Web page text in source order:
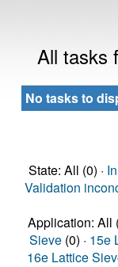
All tasks
No tasks to
State: All (0) ·
Validation
Application: All
Sieve (0) · 15e
16e Lattice